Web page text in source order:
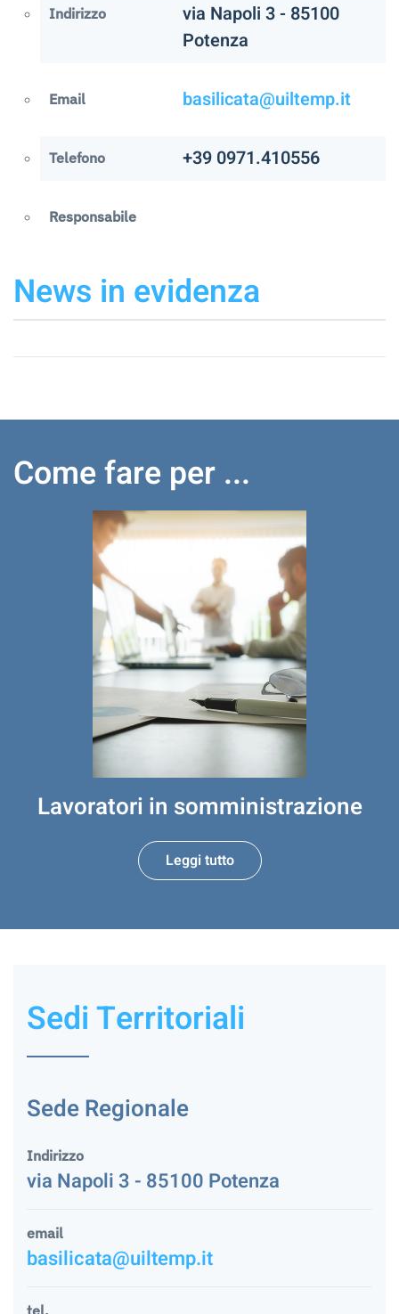
Indirizzo
via Napoli 3 - 85100
Potenza
Email basilicata@uiltemp.it
Telefono +39 0971.410556
Responsabile
News in evidenza
Come fare per ...
Lavoratori in somministrazione
Leggi tutto
Sedi Territoriali
Sede Regionale
Indirizzo
via Napoli 3 - 85100 Potenza
email
basilicata@uiltemp.it
tel.